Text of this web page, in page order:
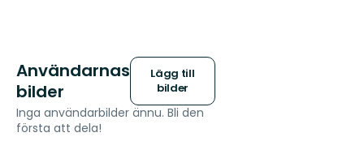
Användarnas
bilder
Lägg till
bilder
Inga användarbilder ännu. Bli den
första att dela!